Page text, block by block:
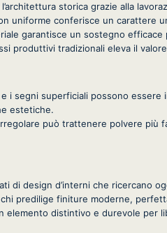
storica grazie alla
uniforme conferisce un carattere
garantisce un sostegno efficace
produttivi tradizionali eleva il
i segni superficiali possono
estetiche.
può trattenere polvere più
di design d’interni che ricercano
predilige finiture moderne,
elemento distintivo e durevole per